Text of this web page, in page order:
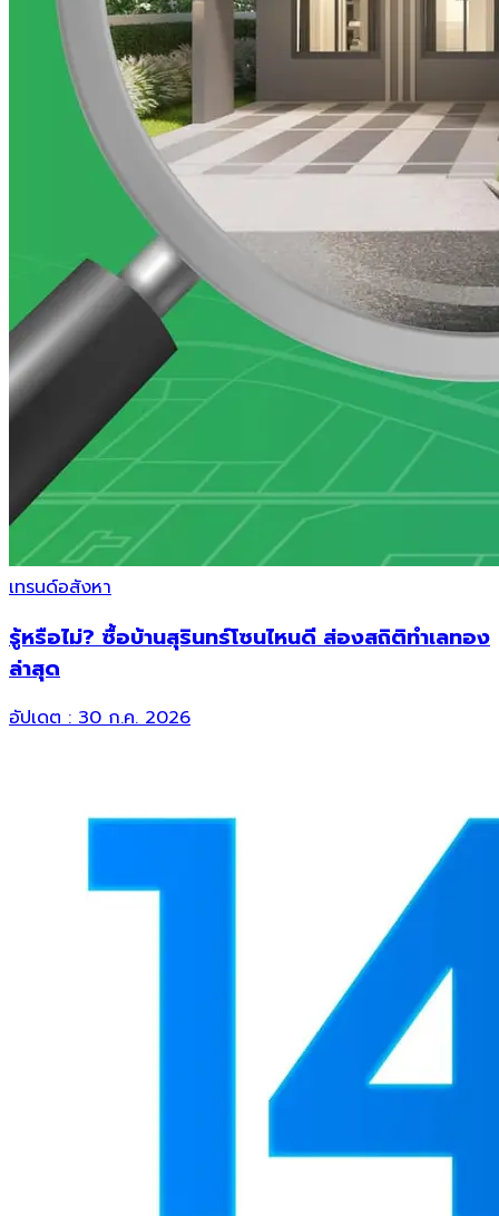
เทรนด์อสังหา
รู้หรือไม่? ซื้อบ้านสุรินทร์โซนไหนดี ส่องสถิติทำเลทอง
ล่าสุด
อัปเดต :30 ก.ค. 2026